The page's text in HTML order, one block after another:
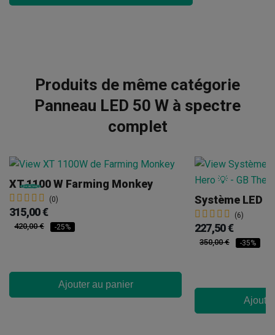
Produits de même catégorie
Panneau LED 50 W à spectre
complet
XT 1100 W Farming Monkey
(0)
315,00 €
420,00 € -25%
Ajouter au panier
(6)
227,50 €
350,00 € -35%